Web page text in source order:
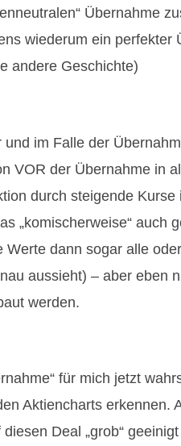
Übernahme
wiederum ein perfekter
andere Geschichte)
und im Falle der
VOR der Übernahme in
durch steigende Kurse
„komischerweise“ auch
Werte dann sogar alle
aussieht) – aber eben
werden.
für mich jetzt
Aktiencharts erkennen.
Deal „grob“